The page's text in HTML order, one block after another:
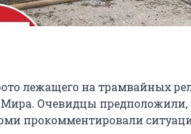
лежащего на трамвайных
Очевидцы предположили,
прокомментировали